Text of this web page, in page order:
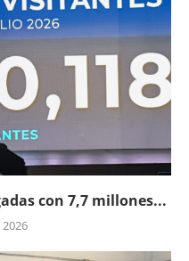
con 7,7 millones...